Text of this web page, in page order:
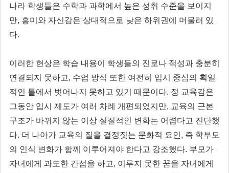
나라 학생들은 수학과 과학에서 높은 성취 수준을 보이지
만, 흥미와 자신감은 상대적으로 낮은 하위권에 머물러 있
다.
이러한 현상은 학습 내용이 학생들의 진로나 적성과 충분히
연결되지 못하고, 수업 방식 또한 여전히 입시 중심의 획일
적인 틀에서 벗어나지 못하고 있기 때문이다. 정 교육감은
그동안 입시 제도가 여러 차례 개편되었지만, 교육의 근본
구조가 바뀌지 않는 이상 실질적인 변화는 어렵다고 진단했
다. 더 나아가 교육의 질을 결정짓는 문화적 요인, 즉 학부모
의 인식 변화가 함께 이루어져야 한다고 강조했다. 부모가
자녀에게 과도한 간섭을 하고, 이루지 못한 꿈을 자녀에게